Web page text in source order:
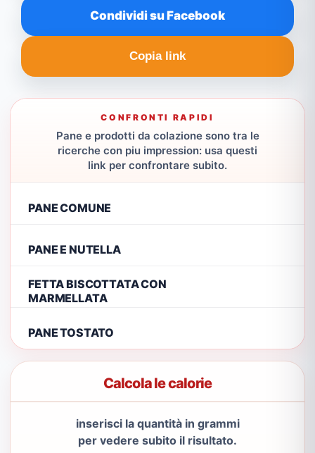
Condividi su Facebook
Copia link
CONFRONTI RAPIDI
Pane e prodotti da colazione sono tra le
ricerche con piu impression: usa questi
link per confrontare subito.
PANE COMUNE
PANE E NUTELLA
FETTA BISCOTTATA CON
MARMELLATA
PANE TOSTATO
Calcola le calorie
inserisci la quantità in grammi
per vedere subito il risultato.